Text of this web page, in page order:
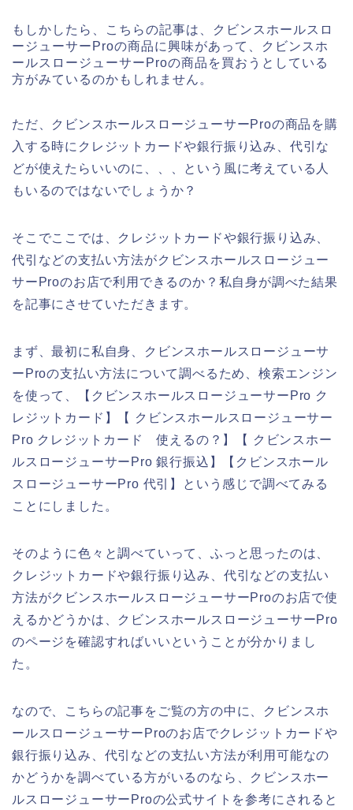
もしかしたら、こちらの記事は、クビンスホールスロ
ージューサーProの商品に興味があって、クビンスホ
ールスロージューサーProの商品を買おうとしている
方がみているのかもしれません。
ただ、クビンスホールスロージューサーProの商品を購
入する時にクレジットカードや銀行振り込み、代引な
どが使えたらいいのに、、、という風に考えている人
もいるのではないでしょうか？
そこでここでは、クレジットカードや銀行振り込み、
代引などの支払い方法がクビンスホールスロージュー
サーProのお店で利用できるのか？私自身が調べた結果
を記事にさせていただきます。
まず、最初に私自身、クビンスホールスロージューサ
ーProの支払い方法について調べるため、検索エンジン
を使って、【クビンスホールスロージューサーPro ク
レジットカード】【 クビンスホールスロージューサー
Pro クレジットカード 使えるの？】【 クビンスホー
ルスロージューサーPro 銀行振込】【クビンスホール
スロージューサーPro 代引】という感じで調べてみる
ことにしました。
そのように色々と調べていって、ふっと思ったのは、
クレジットカードや銀行振り込み、代引などの支払い
方法がクビンスホールスロージューサーProのお店で使
えるかどうかは、クビンスホールスロージューサーPro
のページを確認すればいいということが分かりまし
た。
なので、こちらの記事をご覧の方の中に、クビンスホ
ールスロージューサーProのお店でクレジットカードや
銀行振り込み、代引などの支払い方法が利用可能なの
かどうかを調べている方がいるのなら、クビンスホー
ルスロージューサーProの公式サイトを参考にされると